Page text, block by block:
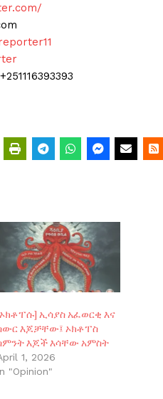
ኢሳያስ አፈወርቂ እና
እጆቻቸው፤ ኦክቶፐስ
እጆች እሳቸው አምስት
1, 2026
"Opinion"